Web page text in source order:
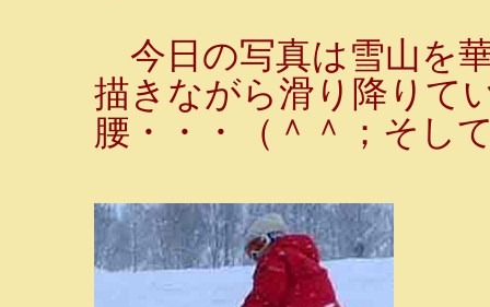
今日の写真は雪山を
描きながら滑り降りて
腰・・・（＾＾；そし